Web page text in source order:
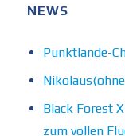
NEWS
Punktlande-
Black Forest
zum vollen